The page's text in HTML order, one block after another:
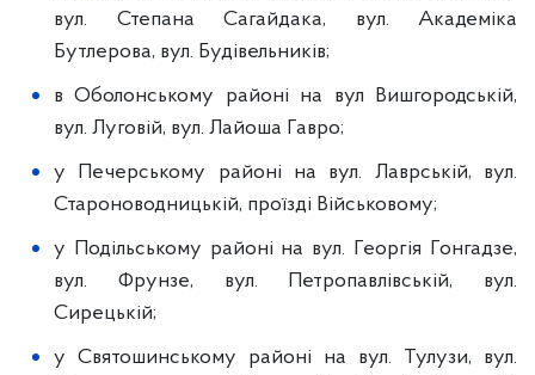
вул. Степана Сагайдака, вул. Академіка
Бутлерова, вул. Будівельників;
в Оболонському районі на вул Вишгородській,
вул. Луговій, вул. Лайоша Гавро;
у Печерському районі на вул. Лаврській, вул.
Староноводницькій, проїзді Військовому;
у Подільському районі на вул. Георгія Гонгадзе,
вул. Фрунзе, вул. Петропавлівській, вул.
Сирецькій;
у Святошинському районі на вул. Тулузи, вул.